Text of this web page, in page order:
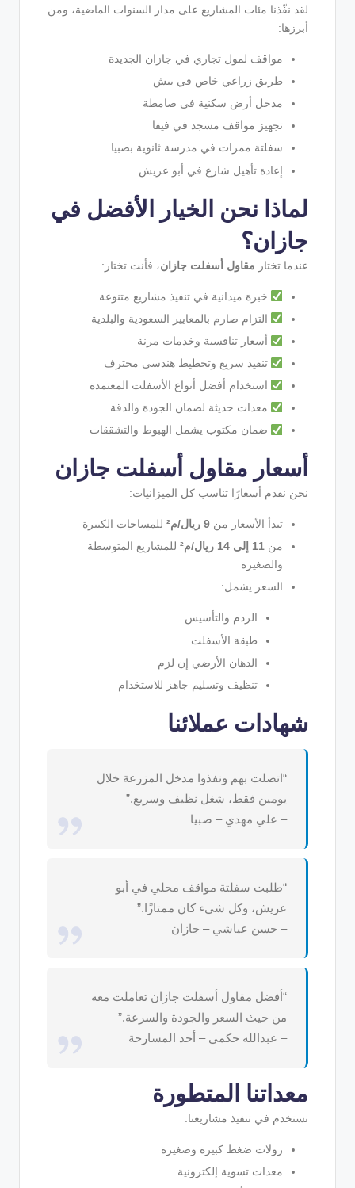
لقد نفّذنا مئات المشاريع على مدار السنوات الماضية، ومن
أبرزها:
مواقف لمول تجاري في جازان الجديدة
طريق زراعي خاص في بيش
مدخل أرض سكنية في صامطة
تجهيز مواقف مسجد في فيفا
سفلتة ممرات في مدرسة ثانوية بصبيا
إعادة تأهيل شارع في أبو عريش
لماذا نحن الخيار الأفضل في
جازان؟
عندما تختار مقاول أسفلت جازان، فأنت تختار:
خبرة ميدانية في تنفيذ مشاريع متنوعة
التزام صارم بالمعايير السعودية والبلدية
أسعار تنافسية وخدمات مرنة
تنفيذ سريع وتخطيط هندسي محترف
استخدام أفضل أنواع الأسفلت المعتمدة
معدات حديثة لضمان الجودة والدقة
ضمان مكتوب يشمل الهبوط والتشققات
أسعار مقاول أسفلت جازان
نحن نقدم أسعارًا تناسب كل الميزانيات:
تبدأ الأسعار من 9 ريال/م²
للمساحات الكبيرة
من 11 إلى 14 ريال/م²
للمشاريع المتوسطة
والصغيرة
السعر يشمل:
الردم والتأسيس
طبقة الأسفلت
الدهان الأرضي إن لزم
تنظيف وتسليم جاهز للاستخدام
شهادات عملائنا
“اتصلت بهم ونفذوا مدخل المزرعة خلال
يومين فقط، شغل نظيف وسريع.”
– علي مهدي – صبيا
“طلبت سفلتة مواقف محلي في أبو
عريش، وكل شيء كان ممتازًا.”
– حسن عياشي – جازان
“أفضل مقاول أسفلت جازان تعاملت معه
من حيث السعر والجودة والسرعة.”
– عبدالله حكمي – أحد المسارحة
معداتنا المتطورة
نستخدم في تنفيذ مشاريعنا:
رولات ضغط كبيرة وصغيرة
معدات تسوية إلكترونية